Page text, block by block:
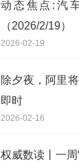
动态焦点:汽
（2026/2/19）
2026-02-19
除夕夜，阿里
即时
2026-02-16
权威数读丨一周